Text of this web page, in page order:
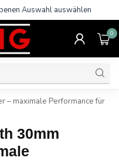
Auswahl auswählen
0
– maximale Performance für
30mm